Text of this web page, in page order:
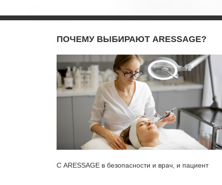
ПОЧЕМУ ВЫБИРАЮТ ARESSAGE?
С ARESSAGE в безопасности и врач, и пациент